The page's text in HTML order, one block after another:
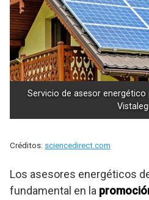
Servicio de asesor
Créditos: sciencedirect.com
Los asesores energéticos
fundamental en la